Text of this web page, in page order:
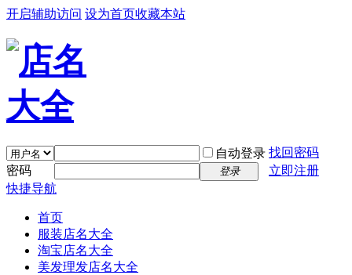
开启辅助访问 设为首页收藏本站
自动登录 找回密码
密码
登录
立即注册
快捷导航
首页
服装店名大全
淘宝店名大全
美发理发店名大全